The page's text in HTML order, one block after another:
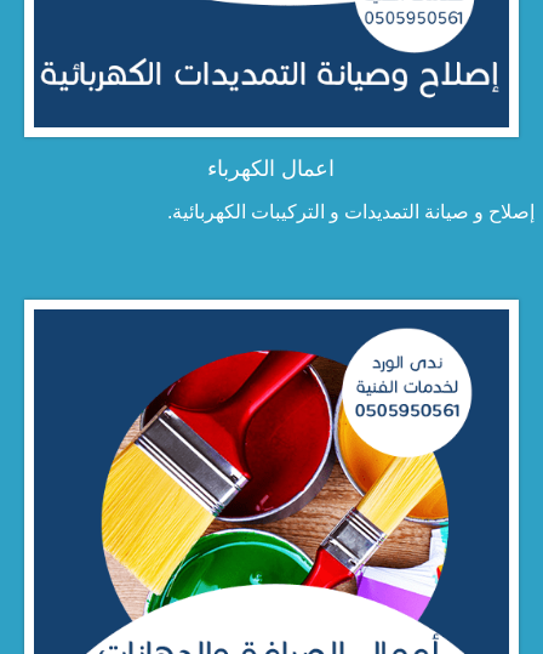
اعمال الكهرباء
إصلاح و صيانة التمديدات و التركيبات الكهربائية.